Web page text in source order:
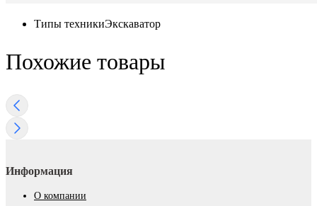
Типы техникиЭкскаватор
Похожие товары
Информация
О компании